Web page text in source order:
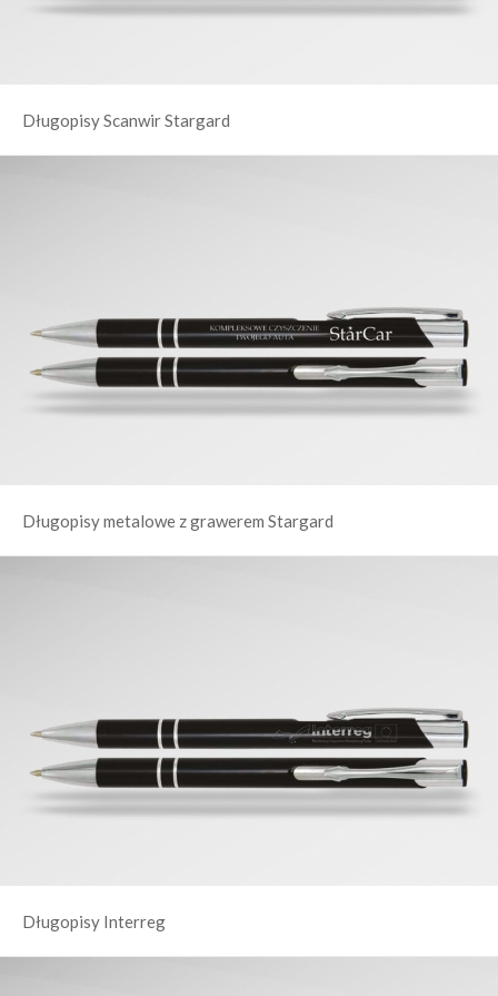
Długopisy Scanwir Stargard
Długopisy metalowe z grawerem Stargard
Długopisy Interreg